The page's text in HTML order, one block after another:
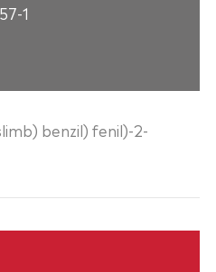
1
benzil) fenil)-2-